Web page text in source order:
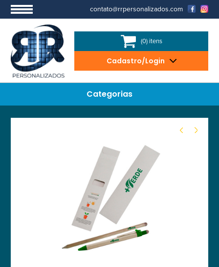
contato@rrpersonalizados.com
(0) itens
Cadastro/Login
Categorias